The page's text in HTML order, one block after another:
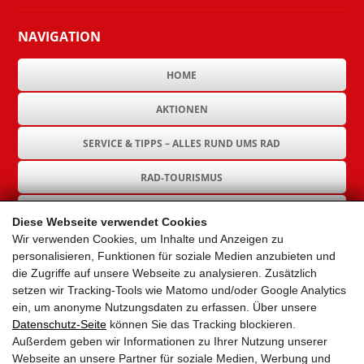
Diese Webseite verwendet Cookies
Wir verwenden Cookies, um Inhalte und Anzeigen zu
personalisieren, Funktionen für soziale Medien anzubieten und
die Zugriffe auf unsere Webseite zu analysieren. Zusätzlich
setzen wir Tracking-Tools wie Matomo und/oder Google Analytics
ein, um anonyme Nutzungsdaten zu erfassen. Über unsere
Datenschutz-Seite können Sie das Tracking blockieren.
Außerdem geben wir Informationen zu Ihrer Nutzung unserer
Webseite an unsere Partner für soziale Medien, Werbung und
NAVIGATION
HOME
AKTIONEN
SERVICE & TIPPS – ALLES RUND UMS RAD
RAD-TOURISMUS
GEMEINDEN
AKTUELLES
PARTNER
LINKS